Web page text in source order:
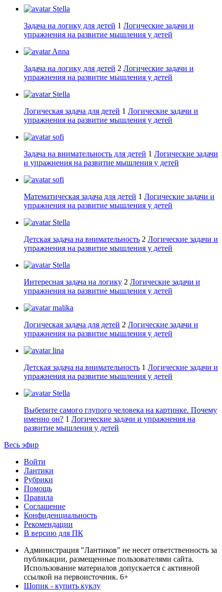
Stella
Задача на логику для детей 1 Логические задачи и
упражнения на развитие мышления у детей
Anna
Задача на логику для детей 2 Логические задачи и
упражнения на развитие мышления у детей
Stella
Логическая задача для детей 1 Логические задачи и
упражнения на развитие мышления у детей
sofi
Задача на внимательность для детей 1 Логические задачи
и упражнения на развитие мышления у детей
sofi
Математическая задача для детей 1 Логические задачи и
упражнения на развитие мышления у детей
Stella
Детская задача на внимательность 2 Логические задачи и
упражнения на развитие мышления у детей
Stella
Интересная задача на логику 2 Логические задачи и
упражнения на развитие мышления у детей
malika
Логическая задача для детей 2 Логические задачи и
упражнения на развитие мышления у детей
lina
Детская задача на внимательность 1 Логические задачи и
упражнения на развитие мышления у детей
Stella
Выберите самого глупого человека на картинке. Почему
именно он? 1 Логические задачи и упражнения на
развитие мышления у детей
Весь эфир
Войти
Лантики
Рубрики
Помощь
Правила
Соглашение
Конфиденциальность
Рекомендации
В версию для ПК
Администрация "Лантиков" не несет ответственность за
публикации, размещенные пользователями сайта.
Использование материалов допускается с активной
ссылкой на первоисточник. 6+
Шопик - купить куклу